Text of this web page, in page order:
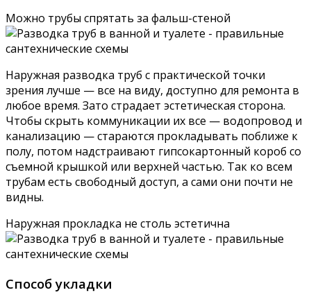
Можно трубы спрятать за фальш-стеной
Наружная разводка труб с практической точки
зрения лучше — все на виду, доступно для ремонта в
любое время. Зато страдает эстетическая сторона.
Чтобы скрыть коммуникации их все — водопровод и
канализацию — стараются прокладывать поближе к
полу, потом надстраивают гипсокартонный короб со
съемной крышкой или верхней частью. Так ко всем
трубам есть свободный доступ, а сами они почти не
видны.
Наружная прокладка не столь эстетична
Способ укладки